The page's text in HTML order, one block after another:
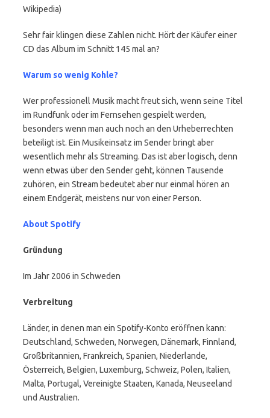
Wikipedia)
Sehr fair klingen diese Zahlen nicht. Hört der Käufer einer
CD das Album im Schnitt 145 mal an?
Warum so wenig Kohle?
Wer professionell Musik macht freut sich, wenn seine Titel
im Rundfunk oder im Fernsehen gespielt werden,
besonders wenn man auch noch an den Urheberrechten
beteiligt ist. Ein Musikeinsatz im Sender bringt aber
wesentlich mehr als Streaming. Das ist aber logisch, denn
wenn etwas über den Sender geht, können Tausende
zuhören, ein Stream bedeutet aber nur einmal hören an
einem Endgerät, meistens nur von einer Person.
About Spotify
Gründung
Im Jahr 2006 in Schweden
Verbreitung
Länder, in denen man ein Spotify-Konto eröffnen kann:
Deutschland, Schweden, Norwegen, Dänemark, Finnland,
Großbritannien, Frankreich, Spanien, Niederlande,
Österreich, Belgien, Luxemburg, Schweiz, Polen, Italien,
Malta, Portugal, Vereinigte Staaten, Kanada, Neuseeland
und Australien.